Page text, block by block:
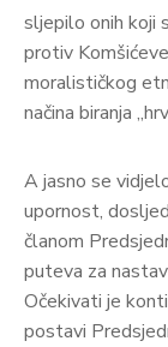
sljepilo onih koji
protiv
moralističkog
načina biranja
A jasno se
upornost,
članom
puteva za
Očekivati je
postavi